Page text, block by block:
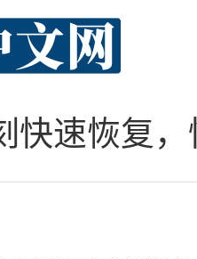
快速恢复